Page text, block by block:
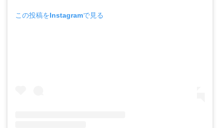
この投稿をInstagramで見る